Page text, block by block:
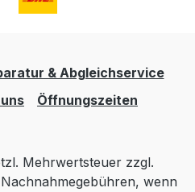
& Abgleichservice
Öffnungszeiten
Mehrwertsteuer zzgl.
wenn